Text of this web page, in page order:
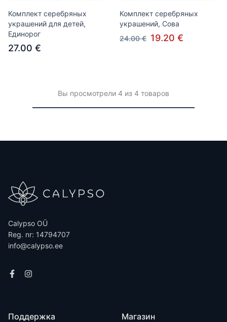
Комплект серебряных
украшений для детей,
Единорог
27.00 €
Комплект серебряных
украшений, Сова
24.00 € 19.20 €
Вы просмотрели 4 из 4 товаров
Calypso OÜ
Reg. nr: 14794707
info@calypso.ee
Поддержка Магазин